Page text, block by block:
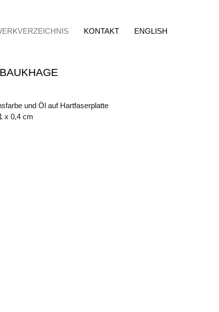
KONTAKT ENGLISH
und Öl auf Hartfaserplatte
x 0,4 cm